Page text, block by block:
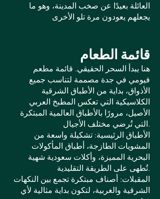
العائلة بعيدًا عن صخب المدينة، وهو ما
يجعلهم يعودون مرة تلو الأخرى
قائمة الطعام
هنا يبدأ السحر الحقيقي. قائمة مطعم
فيومي في جدة مصممة لتناسب جميع
الأذواق، بداية من الأطباق الشرقية
الكلاسيكية التي تعكس المطبخ العربي
الأصيل، مرورًا بالأطباق العالمية المبتكرة
التي تُرضي مختلف الأجيال.
الأطباق الرئيسية: تشكيلة واسعة من
المشويات الطازجة، أطباق المأكولات
البحرية المميزة، وأكلات سعودية شهية
تُطهى على الطريقة التقليدية.
المقبلات: أصناف مبتكرة تجمع بين النكهات
الشرقية والغربية، لتكون بداية مثالية لأي